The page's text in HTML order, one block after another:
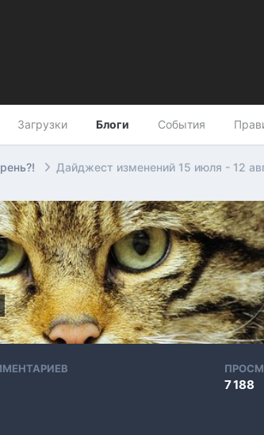
Загрузки Блоги События
Дайджест изменений 15 июля - 12
7 188